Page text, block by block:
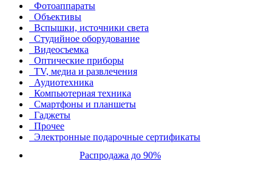
Фотоаппараты
Объективы
Вспышки, источники света
Студийное оборудование
Видеосъемка
Оптические приборы
TV, медиа и развлечения
Аудиотехника
Компьютерная техника
Смартфоны и планшеты
Гаджеты
Прочее
Электронные подарочные сертификаты
Распродажа до 90%